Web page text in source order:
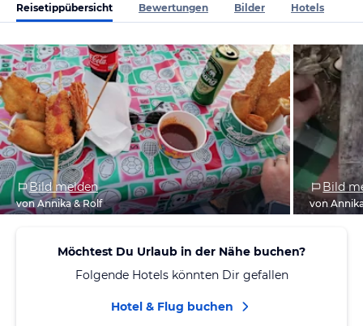
Reisetippübersicht Bewertungen Bilder Hotels
Bild melden
von Annika & Rolf
Bild
von
Möchtest Du Urlaub in der Nähe buchen?
Folgende Hotels könnten Dir gefallen
Hotel & Flug buchen